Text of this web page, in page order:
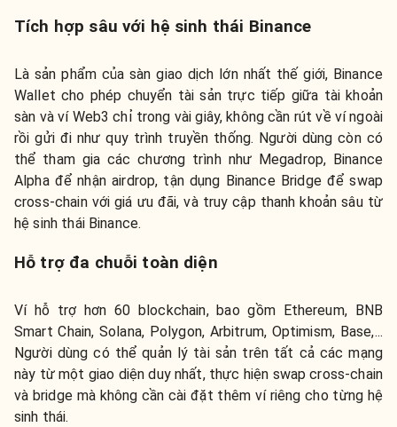
Tích hợp sâu với hệ sinh thái Binance
Là sản phẩm của sàn giao dịch lớn nhất thế giới, Binance
Wallet cho phép chuyển tài sản trực tiếp giữa tài khoản
sàn và ví Web3 chỉ trong vài giây, không cần rút về ví ngoài
rồi gửi đi như quy trình truyền thống. Người dùng còn có
thể tham gia các chương trình như Megadrop, Binance
Alpha để nhận airdrop, tận dụng Binance Bridge để swap
cross-chain với giá ưu đãi, và truy cập thanh khoản sâu từ
hệ sinh thái Binance.
Hỗ trợ đa chuỗi toàn diện
Ví hỗ trợ hơn 60 blockchain, bao gồm Ethereum, BNB
Smart Chain, Solana, Polygon, Arbitrum, Optimism, Base,...
Người dùng có thể quản lý tài sản trên tất cả các mạng
này từ một giao diện duy nhất, thực hiện swap cross-chain
và bridge mà không cần cài đặt thêm ví riêng cho từng hệ
sinh thái.